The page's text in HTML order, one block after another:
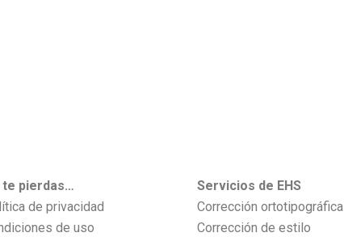
te pierdas…
de privacidad
de uso
Servicios de EHS
Corrección ortotipográfica
Corrección de estilo